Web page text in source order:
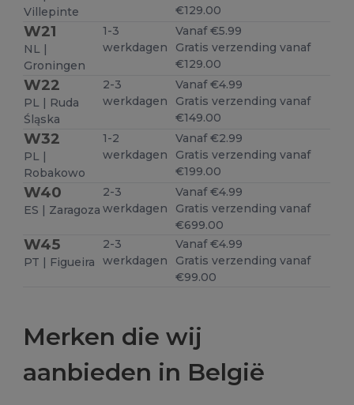
Villepinte
€129.00
W21
NL |
Groningen
1-3
werkdagen
Vanaf €5.99
Gratis verzending vanaf
€129.00
W22
PL | Ruda
Śląska
2-3
werkdagen
Vanaf €4.99
Gratis verzending vanaf
€149.00
W32
PL |
Robakowo
1-2
werkdagen
Vanaf €2.99
Gratis verzending vanaf
€199.00
W40
ES | Zaragoza
2-3
werkdagen
Vanaf €4.99
Gratis verzending vanaf
€699.00
W45
PT | Figueira
2-3
werkdagen
Vanaf €4.99
Gratis verzending vanaf
€99.00
Merken die wij
aanbieden in België